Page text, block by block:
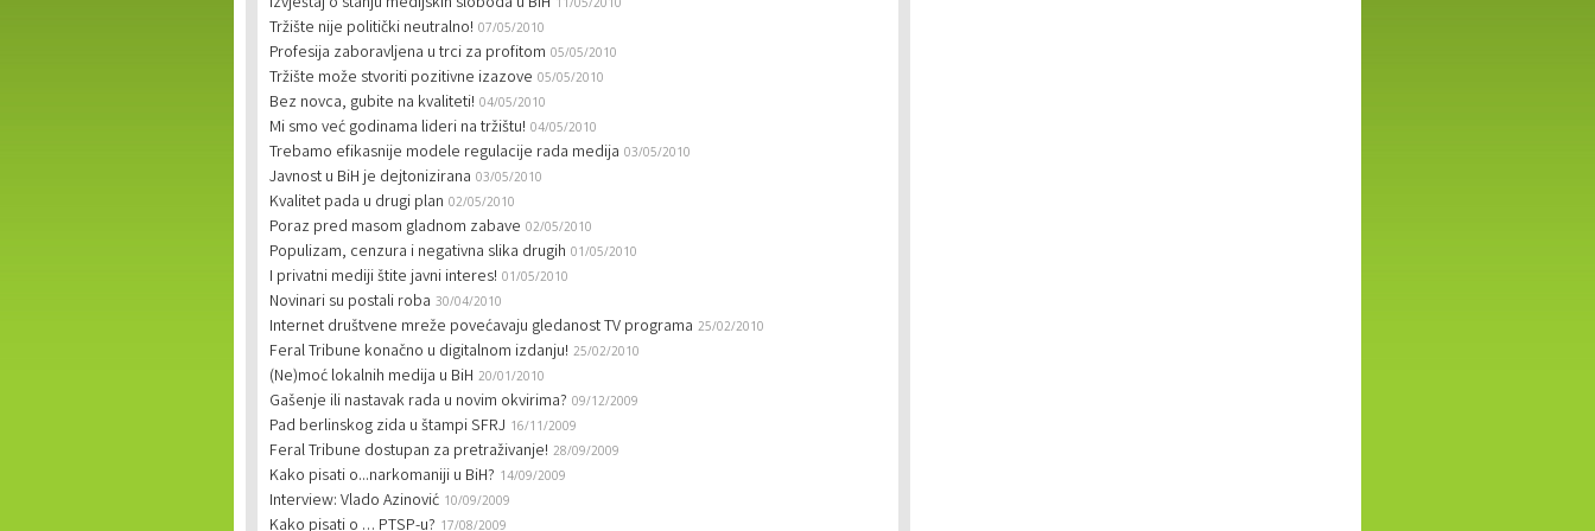
Tržište nije politički neutralno! 07/05/2010
Profesija zaboravljena u trci za profitom 05/05/2010
Tržište može stvoriti pozitivne izazove 05/05/2010
Bez novca, gubite na kvaliteti! 04/05/2010
Mi smo već godinama lideri na tržištu! 04/05/2010
Trebamo efikasnije modele regulacije rada medija 03/05/2010
Javnost u BiH je dejtonizirana 03/05/2010
Kvalitet pada u drugi plan 02/05/2010
Poraz pred masom gladnom zabave 02/05/2010
Populizam, cenzura i negativna slika drugih 01/05/2010
I privatni mediji štite javni interes! 01/05/2010
Novinari su postali roba 30/04/2010
Internet društvene mreže povećavaju gledanost TV programa 25/02/2010
Feral Tribune konačno u digitalnom izdanju! 25/02/2010
(Ne)moć lokalnih medija u BiH 20/01/2010
Gašenje ili nastavak rada u novim okvirima? 09/12/2009
Pad berlinskog zida u štampi SFRJ 16/11/2009
Feral Tribune dostupan za pretraživanje! 28/09/2009
Kako pisati o...narkomaniji u BiH? 14/09/2009
Interview: Vlado Azinović 10/09/2009
Kako pisati o … PTSP-u? 17/08/2009